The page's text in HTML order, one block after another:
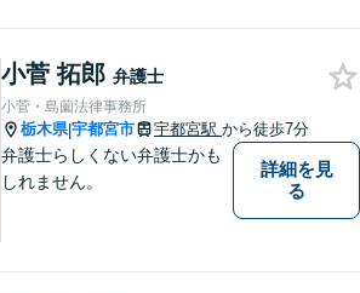
い。 https://sagara-law-office.j
p/
小菅 拓郎 弁護士
小菅・島薗法律事務所
栃木県|宇都宮市 宇都宮駅 から徒歩7分
弁護士らしくない弁護士かも
しれません。
詳細を見
る